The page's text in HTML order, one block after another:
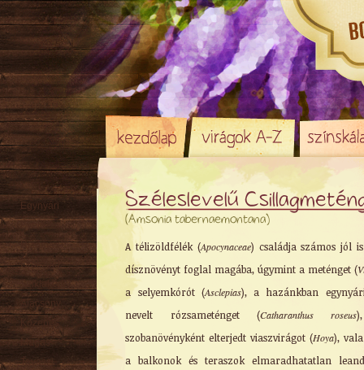
Széleslevelű
(Amsonia tabernaemontana)
A télizöldfélék (Apocynaceae) családja számos jól
dísznövényt foglal magába, úgymint a meténget (
a selyemkórót (Asclepias), a hazánkban
nevelt rózsameténget (Catharanthus roseus
szobanövényként elterjedt viaszvirágot (Hoya),
a balkonok és teraszok elmaradhatatlan
Egynyári
Évelő
Rizómás
Örökzöld
Sziklakerti
Alacsony
Közepes
Magas
Tavaszi